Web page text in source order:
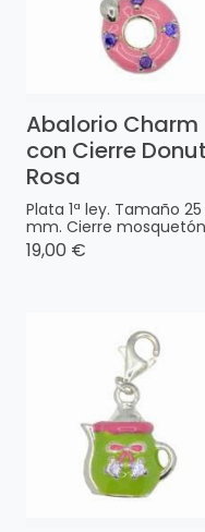
Abalorio Charm
con Cierre Donut
Rosa
Plata 1ª ley. Tamaño 25
mm. Cierre
19,00 €